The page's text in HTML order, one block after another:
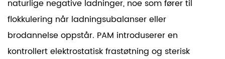
naturlige negative ladninger, noe som fører til
flokkulering når ladningsubalanser eller
brodannelse oppstår. PAM introduserer en
kontrollert elektrostatisk frastøtning og sterisk